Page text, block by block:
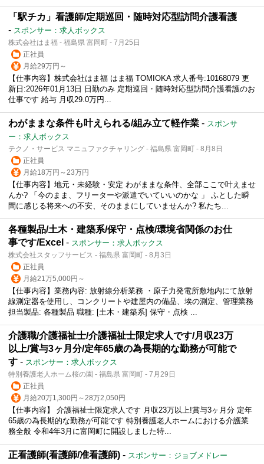
「駅チカ」看護師/定期巡回・随時対応型訪問介護看護
- スポンサー：求人ボックス
株式会社はま福 - 福島県 富岡町 - 7月25日
正社員
月給29万円～
【仕事内容】株式会社はま福 はま福 TOMIOKA 求人番号:10168079 更
新日:2026年01月13日 日勤のみ 定期巡回・随時対応型訪問介護看護のお
仕事です 給与 月収29.0万円...
わがままな条件も叶えられる/組み立て軽作業 - スポンサ
ー：求人ボックス
テクノ・サービス マニュファクチャリング - 福島県 富岡町 - 8月8日
正社員
月給18万円～23万円
【仕事内容】地元・未経験・安定 わがままな条件、全部ここで叶えませ
んか? 「今のまま、フリーターや派遣でいていいのかな 」 ふとした瞬
間に感じる将来への不安、そのままにしていませんか? 私たち...
各種製品/土木・建築系/保守・点検/環境省関係のお仕
事です/Excel - スポンサー：求人ボックス
株式会社スタッフサービス - 福島県 富岡町 - 8月3日
正社員
月給21万5,000円～
【仕事内容】業務内容: 放射線分析業務 ・原子力発電所敷地内にて放射
線測定器を使用し、コンクリートや建屋内の備品、埃の測定、管理業務
担当製品: 各種製品 職種: [土木・建築系] 保守・点検 ...
介護職/介護福祉士/介護福祉士限定求人です/月収23万
以上/賞与3ヶ月分/定年65歳の為長期的な勤務が可能で
す - スポンサー：求人ボックス
特別養護老人ホーム桜の園 - 福島県 富岡町 - 7月29日
正社員
月給20万1,300円～28万2,050円
【仕事内容】 介護福祉士限定求人です 月収23万以上!賞与3ヶ月分 定年
65歳の為長期的な勤務が可能です 特別養護老人ホームにおける介護業
務全般 令和4年3月に富岡町に開設しました特...
正看護師(看護師/准看護師) - スポンサー：ジョブメドレー